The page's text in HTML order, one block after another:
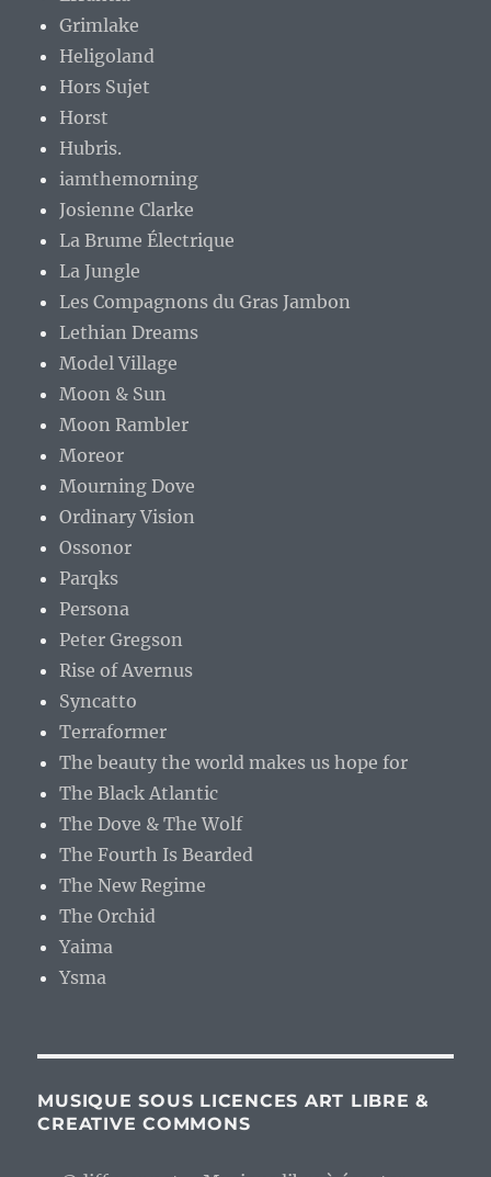
Grimlake
Heligoland
Hors Sujet
Horst
Hubris.
iamthemorning
Josienne Clarke
La Brume Électrique
La Jungle
Les Compagnons du Gras Jambon
Lethian Dreams
Model Village
Moon & Sun
Moon Rambler
Moreor
Mourning Dove
Ordinary Vision
Ossonor
Parqks
Persona
Peter Gregson
Rise of Avernus
Syncatto
Terraformer
The beauty the world makes us hope for
The Black Atlantic
The Dove & The Wolf
The Fourth Is Bearded
The New Regime
The Orchid
Yaima
Ysma
MUSIQUE SOUS LICENCES ART LIBRE &
CREATIVE COMMONS